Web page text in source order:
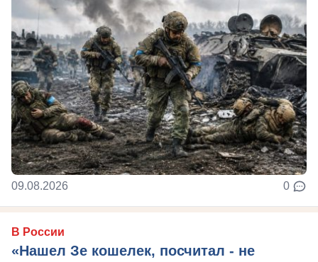
09.08.2026 0
В России
«Нашел Зе кошелек, посчитал - не